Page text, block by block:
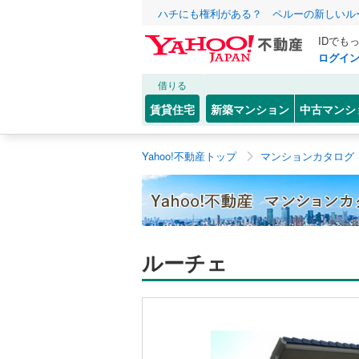
ハチにも権利がある？ ペルーの新しいル
IDでも
ログイン
借りる
賃貸住宅 新築マンション 中古マンシ
Yahoo!不動産トップ マンションカタログ
ルーチェ